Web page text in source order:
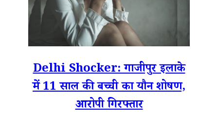
Delhi Shocker: गाजीपुर इलाके
में 11 साल की बच्ची का यौन शोषण,
आरोपी गिरफ्तार